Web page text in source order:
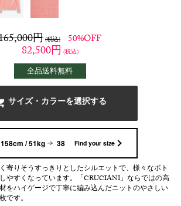
円(税込) 50%OFF
82,500円 (税込)
全品送料無料
サイズ・カラーを選択する
158cm / 51kg 38 Find your size
寄りそうすっきりとしたシルエットで、様々なボト
やすくなっています。「CRUCIANI」ならではの高
をハイゲージで丁寧に編み込んだニットのやさしい
です。